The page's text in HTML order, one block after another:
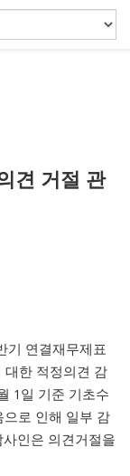
견 거절 관
기 연결재무제표
대한 적정의견 감
1일 기준 기초수
로 인해 일부 감
인은 의견거절을